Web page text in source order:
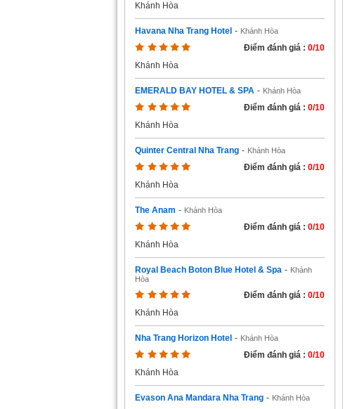
Khánh Hòa
Havana Nha Trang Hotel - Khánh Hòa
Điểm đánh giá : 0/10
Khánh Hòa
EMERALD BAY HOTEL & SPA - Khánh Hòa
Điểm đánh giá : 0/10
Khánh Hòa
Quinter Central Nha Trang - Khánh Hòa
Điểm đánh giá : 0/10
Khánh Hòa
The Anam - Khánh Hòa
Điểm đánh giá : 0/10
Khánh Hòa
Royal Beach Boton Blue Hotel & Spa - Khánh
Hòa
Điểm đánh giá : 0/10
Khánh Hòa
Nha Trang Horizon Hotel - Khánh Hòa
Điểm đánh giá : 0/10
Khánh Hòa
Evason Ana Mandara Nha Trang - Khánh Hòa